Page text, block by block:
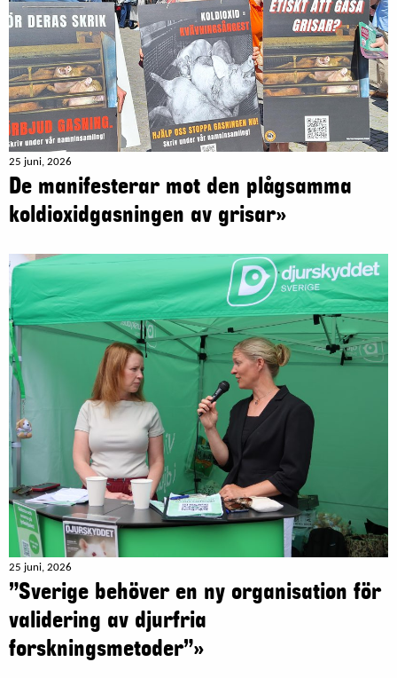
25 juni, 2026
De manifesterar mot den plågsamma
koldioxidgasningen av grisar»
25 juni, 2026
”Sverige behöver en ny organisation för
validering av djurfria
forskningsmetoder”»